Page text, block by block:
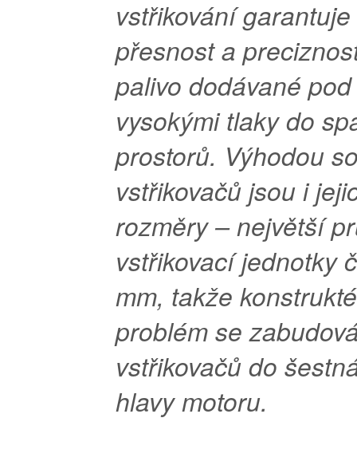
vstřikování
přesnost a
palivo dodávané
vysokými tlaky do
prostorů. Výhodou
vstřikovačů jsou i
rozměry – největší
vstřikovací jednotky
mm, takže
problém se
vstřikovačů do
hlavy motoru.